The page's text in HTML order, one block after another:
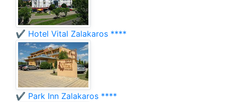
✔️ Hotel Vital Zalakaros ****
✔️ Park Inn Zalakaros ****